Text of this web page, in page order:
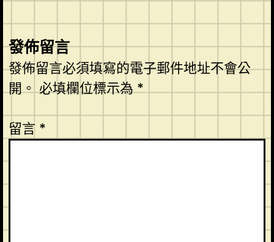
發佈留言
發佈留言必須填寫的電子郵件地址不會公
開。必填欄位標示為*
留言 *